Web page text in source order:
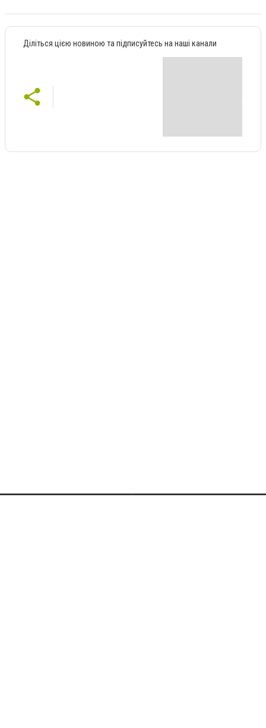
Діліться цією новиною та підписуйтесь на наші канали